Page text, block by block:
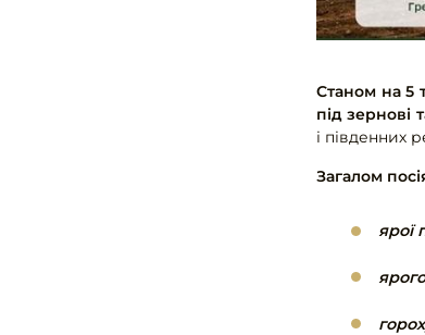
Станом на 5
під зернові
і південних
Загалом
ярої